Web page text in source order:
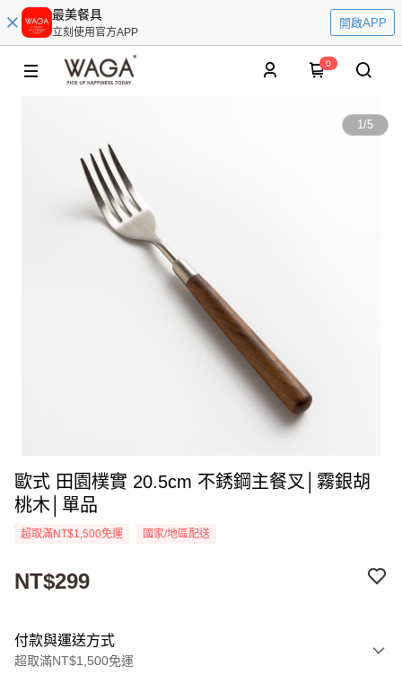
最美餐具
立刻使用官方APP
開啟APP
0
1/5
歐式 田園樸實 20.5cm 不銹鋼主餐叉│霧銀胡
桃木│單品
超取滿NT$1,500免運 國家/地區配送
NT$299
付款與運送方式
超取滿NT$1,500免運